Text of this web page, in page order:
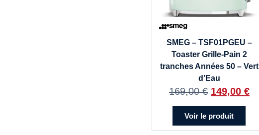
SMEG – TSF01PGEU –
Toaster Grille-Pain 2
tranches Années 50 – Vert
d’Eau
169,00€ 149,00 €
Voir le produit